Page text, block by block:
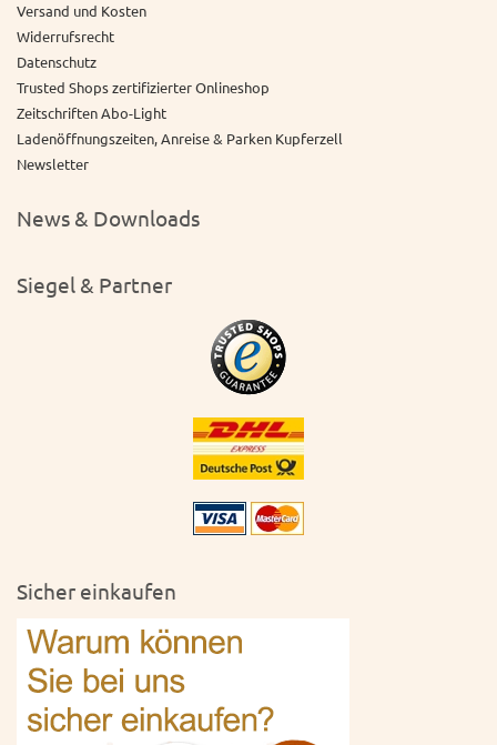
Versand und Kosten
Widerrufsrecht
Datenschutz
Trusted Shops zertifizierter Onlineshop
Zeitschriften Abo-Light
Ladenöffnungszeiten, Anreise & Parken Kupferzell
Newsletter
News & Downloads
Siegel & Partner
Sicher einkaufen